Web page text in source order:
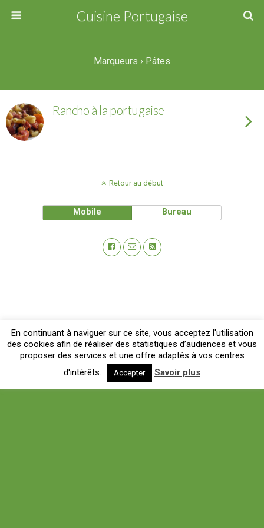
Cuisine Portugaise
Marqueurs › Pâtes
Rancho à la portugaise
Retour au début
Mobile Bureau
En continuant à naviguer sur ce site, vous acceptez l'utilisation
des cookies afin de réaliser des statistiques d’audiences et vous
proposer des services et une offre adaptés à vos centres
d'intérêts.
Accepter Savoir plus